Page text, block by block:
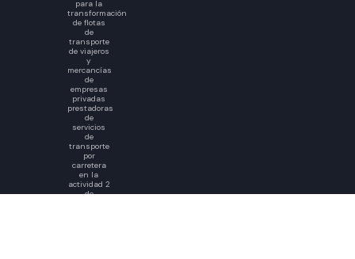
para la
transformación
de flotas
de
transporte
de viajeros
y
mercancías
de
empresas
privadas
prestadoras
de
servicios
de
transporte
por
carretera
en la
actividad 2
de